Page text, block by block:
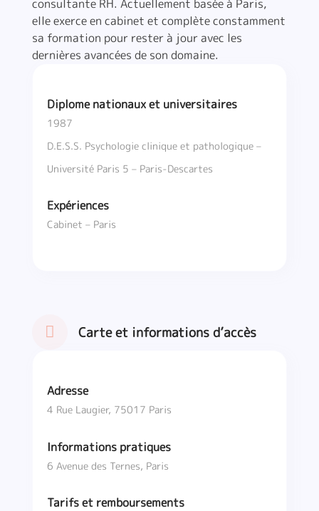
consultante RH. Actuellement basée à Paris,
elle exerce en cabinet et complète constamment
sa formation pour rester à jour avec les
dernières avancées de son domaine.
Diplome nationaux et universitaires
1987
D.E.S.S. Psychologie clinique et pathologique –
Université Paris 5 – Paris-Descartes
Expériences
Cabinet – Paris
Carte et informations d’accès
Adresse
4 Rue Laugier, 75017 Paris
Informations pratiques
6 Avenue des Ternes, Paris
Tarifs et remboursements